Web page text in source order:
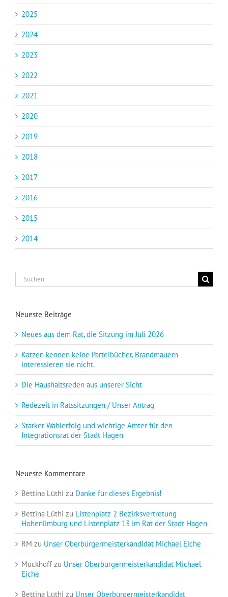
2025
2024
2023
2022
2021
2020
2019
2018
2017
2016
2015
2014
Suche
nach:
Neueste Beiträge
Neues aus dem Rat, die Sitzung im Juli 2026
Katzen kennen keine Parteibücher, Brandmauern
interessieren sie nicht.
Die Haushaltsreden aus unserer Sicht
Redezeit in Ratssitzungen / Unser Antrag
Starker Wahlerfolg und wichtige Ämter für den
Integrationsrat der Stadt Hagen
Neueste Kommentare
Bettina Lüthi zu Danke für dieses Ergebnis!
Bettina Lüthi zu Listenplatz 2 Bezirksvertretung
Hohenlimburg und Listenplatz 13 im Rat der Stadt Hagen
RM zu Unser Oberbürgermeisterkandidat Michael Eiche
Muckhoff zu Unser Oberbürgermeisterkandidat Michael
Eiche
Bettina Lüthi zu Unser Oberbürgermeisterkandidat